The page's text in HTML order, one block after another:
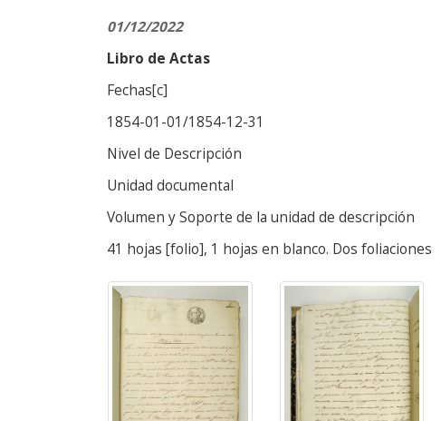
01/12/2022
Libro de Actas
Fechas[c]
1854-01-01/1854-12-31
Nivel de Descripción
Unidad documental
Volumen y Soporte de la unidad de descripción
41 hojas [folio], 1 hojas en blanco. Dos foliaciones